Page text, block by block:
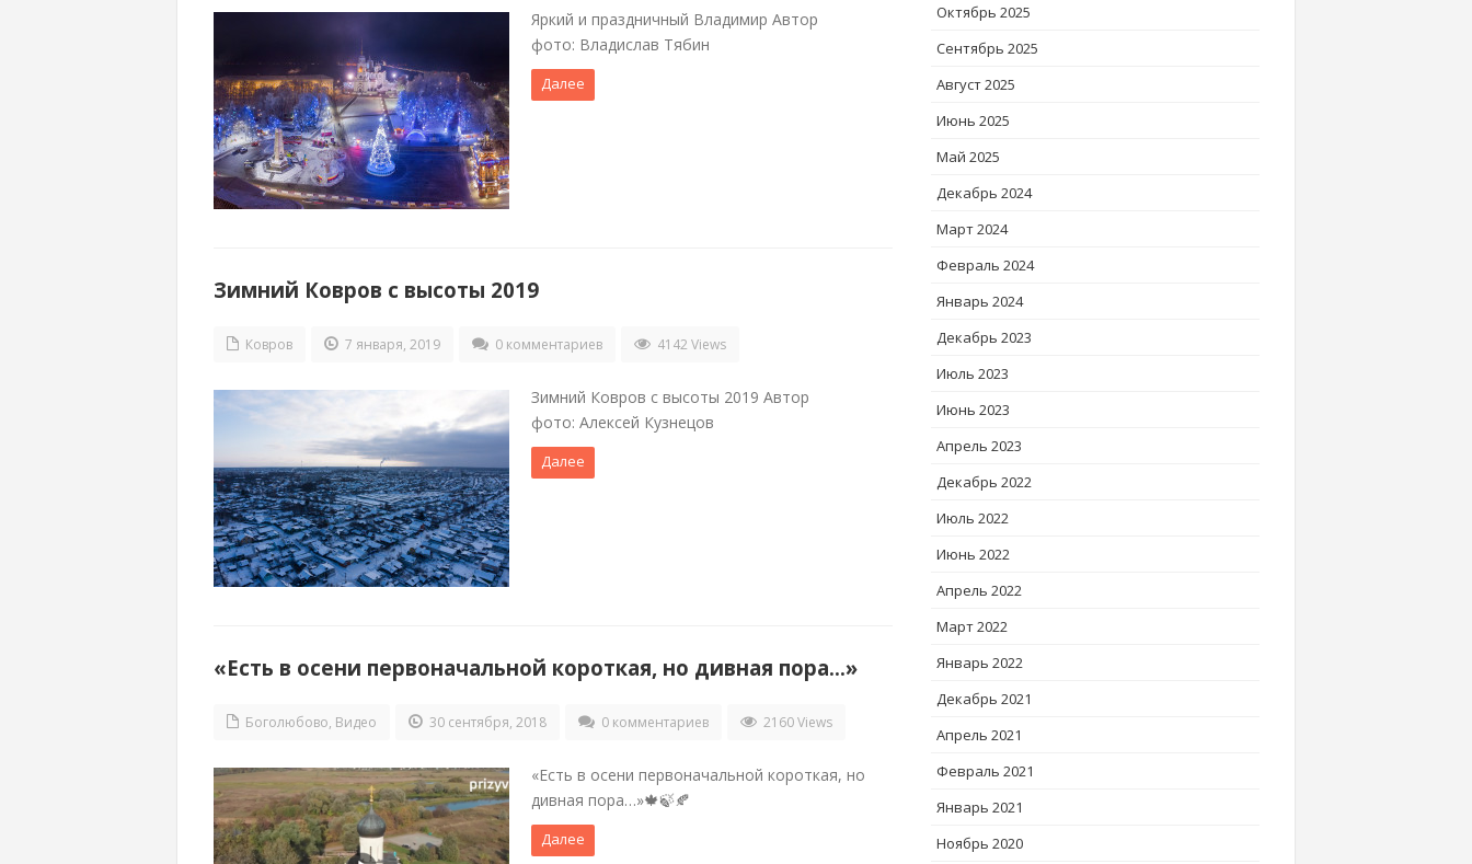
Яркий и праздничный Владимир Автор
фото: Владислав Тябин
Далее
Зимний Ковров с высоты 2019
Ковров 7 января, 2019 0 комментариев 4142 Views
Зимний Ковров с высоты 2019 Автор
фото: Алексей Кузнецов
Далее
«Есть в осени первоначальной короткая, но дивная пора…»
Боголюбово, Видео 30 сентября, 2018 0 комментариев 2160 Views
«Есть в осени первоначальной короткая, но
дивная пора…»🍁🍃🍂
Далее
Октябрь 2025
Сентябрь 2025
Август 2025
Июнь 2025
Май 2025
Декабрь 2024
Март 2024
Февраль 2024
Январь 2024
Декабрь 2023
Июль 2023
Июнь 2023
Апрель 2023
Декабрь 2022
Июль 2022
Июнь 2022
Апрель 2022
Март 2022
Январь 2022
Декабрь 2021
Апрель 2021
Февраль 2021
Январь 2021
Ноябрь 2020